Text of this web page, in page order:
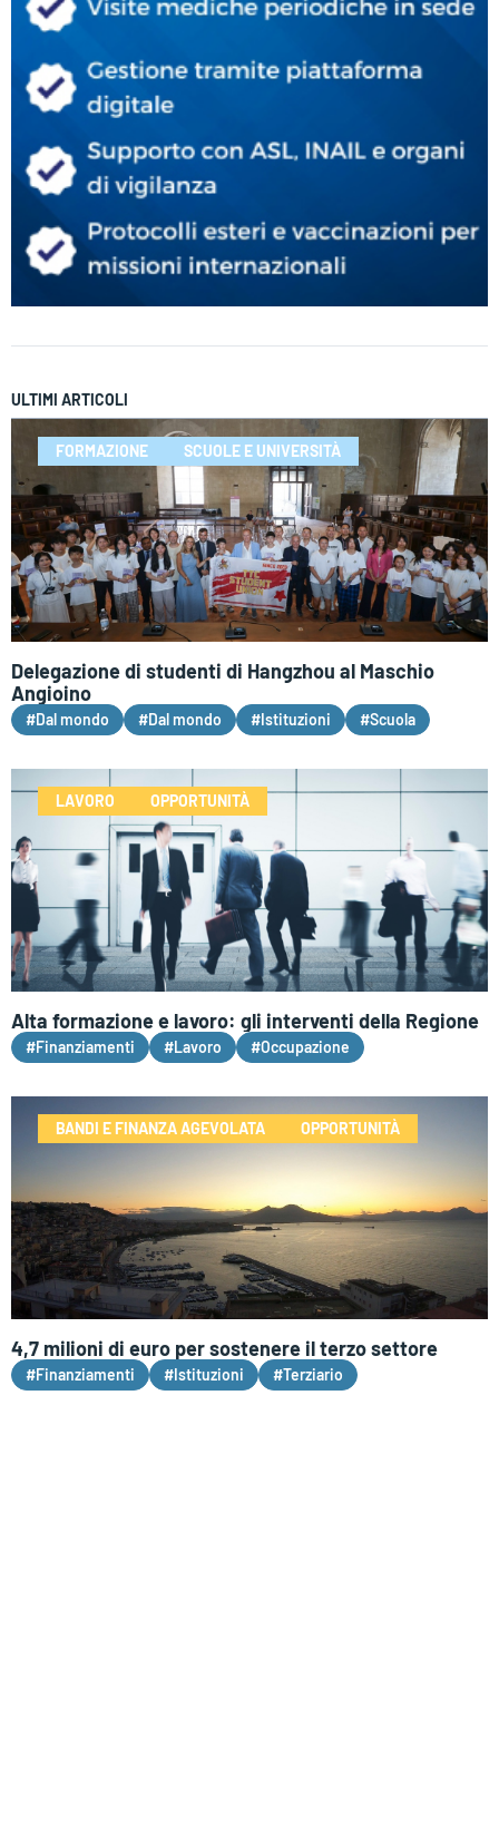
ULTIMI ARTICOLI
FORMAZIONE SCUOLE E UNIVERSITÀ
Delegazione di studenti di Hangzhou al Maschio
Angioino
#Dal mondo #Dal mondo #Istituzioni #Scuola
LAVORO OPPORTUNITÀ
Alta formazione e lavoro: gli interventi della Regione
#Finanziamenti #Lavoro #Occupazione
BANDI E FINANZA AGEVOLATA OPPORTUNITÀ
4,7 milioni di euro per sostenere il terzo settore
#Finanziamenti #Istituzioni #Terziario